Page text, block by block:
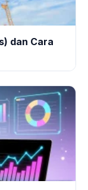
dan Cara